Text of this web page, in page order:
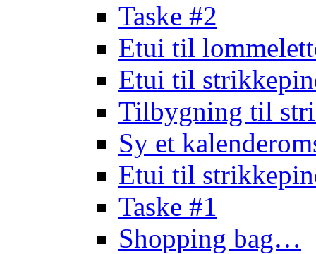
Taske #2
Etui til
Etui til
Tilbygning til
Sy et
Etui til
Taske #1
Shopping bag…